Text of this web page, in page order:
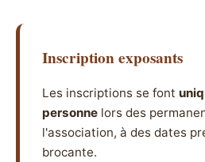
Inscription exposants
Les inscriptions se font
personne lors des
l'association, à des dates
brocante.